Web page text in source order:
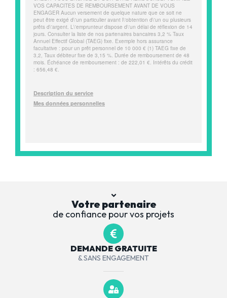
Votre partenaire
de confiance pour vos projets
DEMANDE GRATUITE
& SANS ENGAGEMENT